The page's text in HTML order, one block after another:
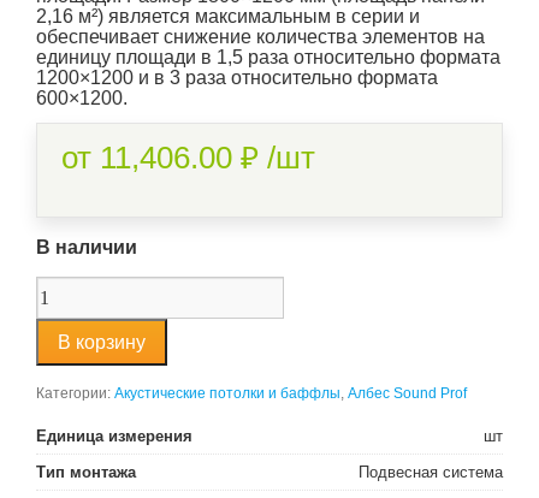
2,16 м²) является максимальным в серии и
обеспечивает снижение количества элементов на
единицу площади в 1,5 раза относительно формата
1200×1200 и в 3 раза относительно формата
600×1200.
от 11,406.00 ₽ /шт
В наличии
Категории: Акустические потолки и баффлы, Албес Sound Prof
Единица измерения
шт
Тип монтажа
Подвесная система
В корзину